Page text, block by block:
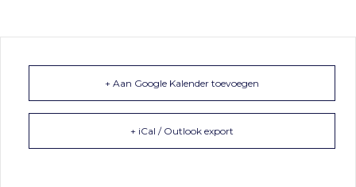
+ Aan Google Kalender toevoegen
+ iCal / Outlook export